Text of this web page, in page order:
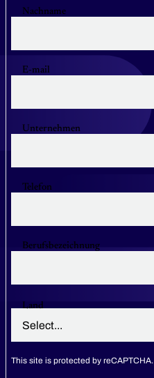
Nachname
E-mail
Unternehmen
Telefon
Berufsbezeichnung
Land
This site is protected by reCAPTCHA.